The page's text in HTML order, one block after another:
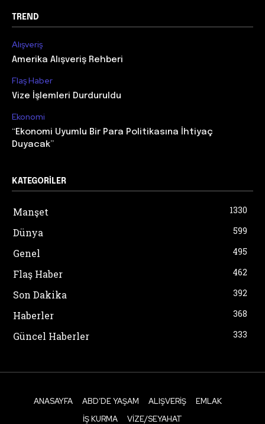
TREND
Alışveriş
Amerika Alışveriş Rehberi
Flaş Haber
Vize İşlemleri Durduruldu
Ekonomi
“Ekonomi Uyumlu Bir Para Politikasına İhtiyaç
Duyacak”
KATEGORILER
Manşet 1330
Dünya 599
Genel 495
Flaş Haber 462
Son Dakika 392
Haberler 368
Güncel Haberler 333
ANASAYFA ABD’DE YAŞAM ALIŞVERIŞ
EMLAK
İŞ KURMA
VIZE/SEYAHAT